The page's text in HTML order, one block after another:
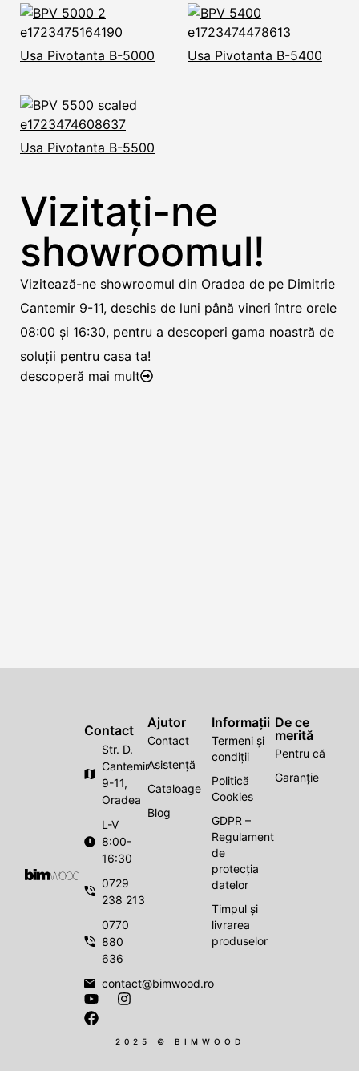
Usa Pivotanta B-5000 Usa Pivotanta B-5400
Usa Pivotanta B-5500
Vizitați-ne
showroomul!
Vizitează-ne showroomul din Oradea de pe Dimitrie
Cantemir 9-11, deschis de luni până vineri între orele
08:00 și 16:30, pentru a descoperi gama noastră de
soluții pentru casa ta!
descoperă mai mult
Contact
Str. D.
Cantemir
9-11,
Oradea
L-V
8:00-
16:30
0729
238 213
0770
880
636
contact@bimwood.ro
Ajutor
Contact
Asistență
Cataloage
Blog
Informații
Termeni și
condiții
Politică
Cookies
GDPR –
Regulament
de
protecția
datelor
Timpul și
livrarea
produselor
De ce
merită
Pentru că
Garanție
2025 © BIMWOOD